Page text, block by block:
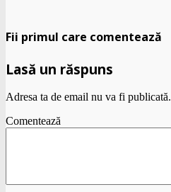
Fii primul care comentează
Lasă un răspuns
Adresa ta de email nu va fi publicată.
Comentează